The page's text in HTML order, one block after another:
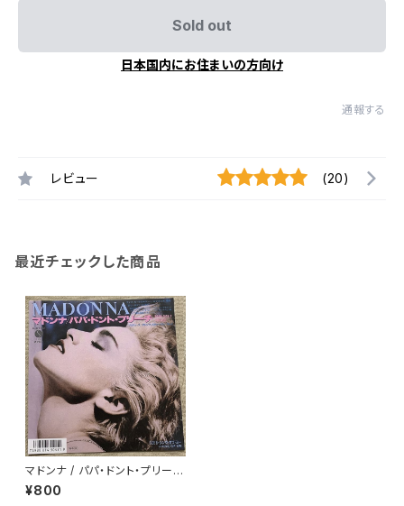
Sold out
日本国内にお住まいの方向け
通報する
レビュー (20)
最近チェックした商品
マドンナ / パパ・ドント・プリーチ
アンケート葉書付
¥800